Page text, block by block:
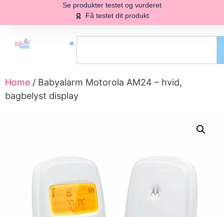
Se produkter testet og vurderet
Få testet dit produkt
Home / Babyalarm Motorola AM24 – hvid,
bagbelyst display